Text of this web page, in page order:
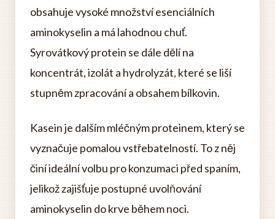
obsahuje vysoké množství esenciálních
aminokyselin a má lahodnou chuť.
Syrovátkový protein se dále dělí na
koncentrát, izolát a hydrolyzát, které se liší
stupněm zpracování a obsahem bílkovin.
Kasein je dalším mléčným proteinem, který se
vyznačuje pomalou vstřebatelností. To z něj
činí ideální volbu pro konzumaci před spaním,
jelikož zajišťuje postupné uvolňování
aminokyselin do krve během noci.